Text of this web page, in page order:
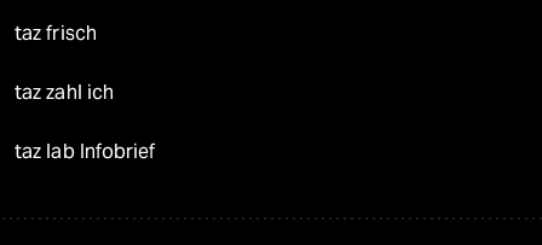
taz frisch
taz zahl ich
taz lab Infobrief